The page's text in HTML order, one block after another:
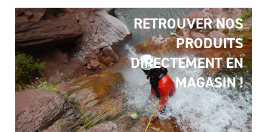
RETROUVER NOS
PRODUITS
DIRECTEMENT EN
MAGASIN !